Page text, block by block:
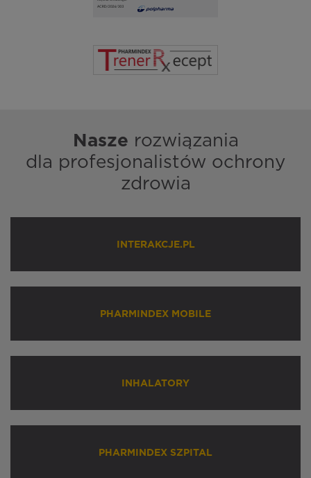
Nasze rozwiązania
dla profesjonalistów ochrony
zdrowia
INTERAKCJE.PL
PHARMINDEX MOBILE
INHALATORY
PHARMINDEX SZPITAL